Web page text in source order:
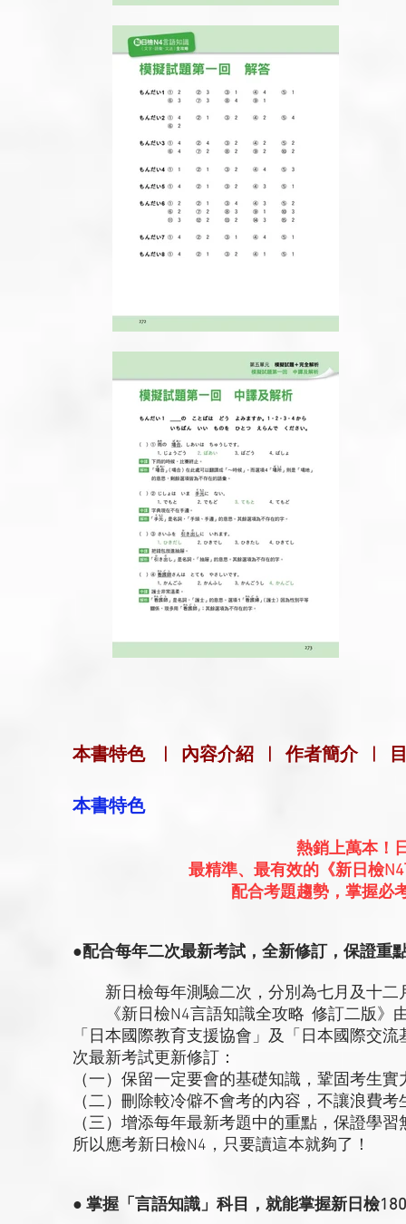
本書特色 | 內容介紹 | 作者簡介 |
本書特色
熱銷上萬本！
最精準、最有效的《新日檢
配合考題趨勢，掌握必
●配合每年二次最新考試，全新修訂，保證重
新日檢每年測驗二次，分別為七月及十二
《新日檢N4言語知識全攻略 修訂二版》
「日本國際教育支援協會」及「日本國際交
次最新考試更新修訂：
（一）保留一定要會的基礎知識，鞏固考生實
（二）刪除較冷僻不會考的內容，不讓浪費
（三）增添每年最新考題中的重點，保證學
所以應考新日檢N4，只要讀這本就夠了！
● 掌握「言語知識」科目，就能掌握新日檢